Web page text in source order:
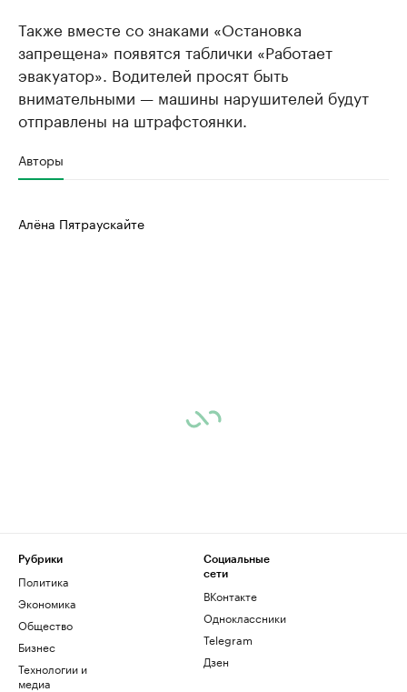
Также вместе со знаками ​«Остановка
запрещена» появятся таблички «Работает
эвакуатор». Водителей просят быть
внимательными — машины нарушителей будут
отправлены на штрафстоянки.
Авторы
Алёна Пятраускайте
Рубрики
Политика
Экономика
Общество
Бизнес
Технологии и
медиа
Социальные
сети
ВКонтакте
Одноклассники
Telegram
Дзен